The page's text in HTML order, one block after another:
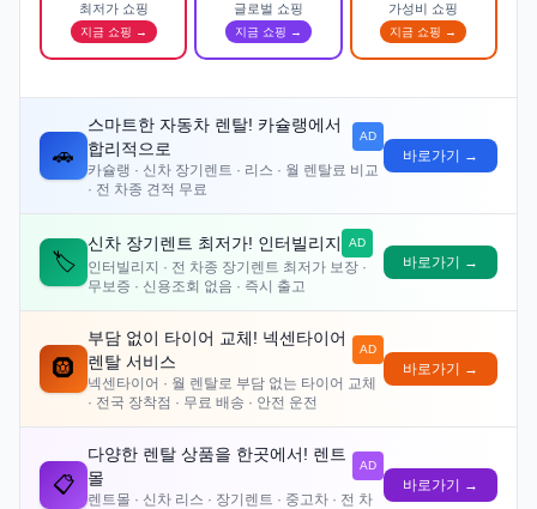
최저가 쇼핑
지금 쇼핑 →
글로벌 쇼핑
지금 쇼핑 →
가성비 쇼핑
지금 쇼핑 →
🚗
스마트한 자동차 렌탈! 카슐랭에서
합리적으로
AD
카슐랭 · 신차 장기렌트 · 리스 · 월 렌탈료 비교
· 전 차종 견적 무료
바로가기 →
🏷️
신차 장기렌트 최저가! 인터빌리지 AD
인터빌리지 · 전 차종 장기렌트 최저가 보장 ·
무보증 · 신용조회 없음 · 즉시 출고
바로가기 →
🛞
부담 없이 타이어 교체! 넥센타이어
렌탈 서비스
AD
넥센타이어 · 월 렌탈로 부담 없는 타이어 교체
· 전국 장착점 · 무료 배송 · 안전 운전
바로가기 →
📋
다양한 렌탈 상품을 한곳에서! 렌트
몰
AD
렌트몰 · 신차 리스 · 장기렌트 · 중고차 · 전 차
바로가기 →